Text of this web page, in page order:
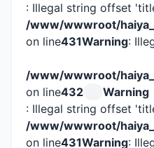
: Illegal string offset
/www/wwwroot/
on line431Warning:
/www/wwwroot/
on line432
Warning
: Illegal string offset
/www/wwwroot/
on line431Warning: